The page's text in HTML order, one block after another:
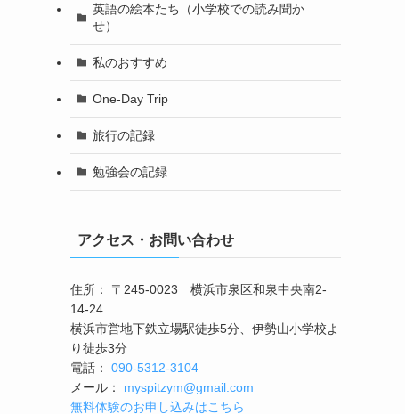
英語の絵本たち（小学校での読み聞か
せ）
私のおすすめ
One-Day Trip
旅行の記録
勉強会の記録
アクセス・お問い合わせ
住所： 〒245-0023 横浜市泉区和泉中央南2-
14-24
横浜市営地下鉄立場駅徒歩5分、伊勢山小学校よ
り徒歩3分
電話： 090-5312-3104
メール： myspitzym@gmail.com
無料体験のお申し込みはこちら